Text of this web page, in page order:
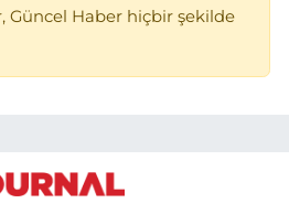
Güncel Haber hiçbir şekilde